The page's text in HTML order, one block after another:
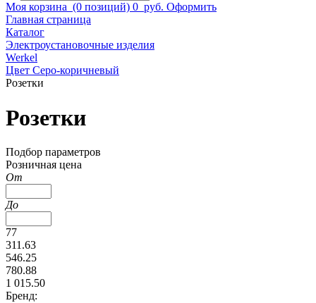
Моя корзина (0 позиций) 0 руб. Оформить
Главная страница
Каталог
Электроустановочные изделия
Werkel
Цвет Серо-коричневый
Розетки
Розетки
Подбор параметров
Розничная цена
От
До
77
311.63
546.25
780.88
1 015.50
Бренд: